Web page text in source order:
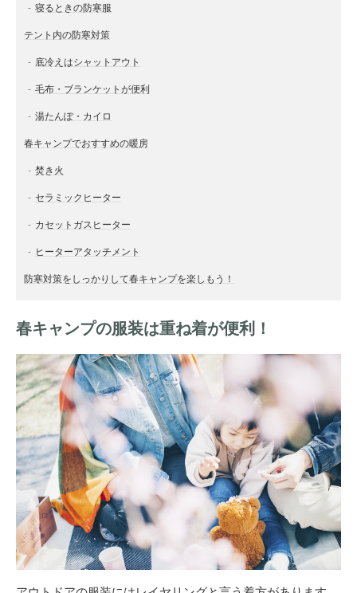
寝るときの防寒服
テント内の防寒対策
底冷えはシャットアウト
毛布・ブランケットが便利
湯たんぽ・カイロ
春キャンプでおすすめの暖房
焚き火
セラミックヒーター
カセットガスヒーター
ヒーターアタッチメント
防寒対策をしっかりして春キャンプを楽しもう！
春キャンプの服装は重ね着が便利！